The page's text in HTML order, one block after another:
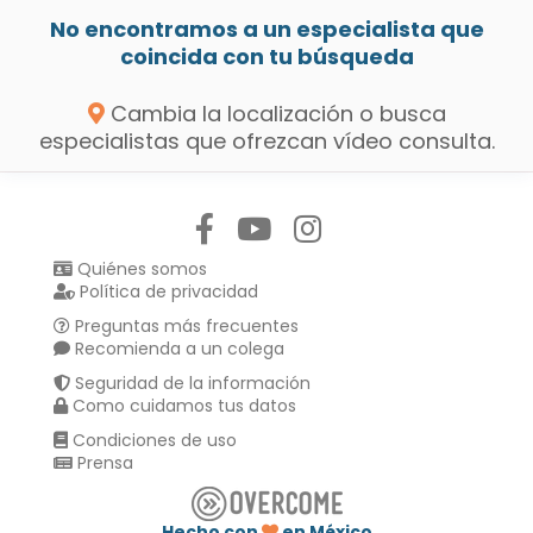
No encontramos a un especialista que
coincida con tu búsqueda
Cambia la localización o busca
especialistas que ofrezcan vídeo consulta.
Quiénes somos
Política de privacidad
Preguntas más frecuentes
Recomienda a un colega
Seguridad de la información
Como cuidamos tus datos
Condiciones de uso
Prensa